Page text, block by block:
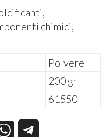
chimici,
Polvere
200 gr
61550